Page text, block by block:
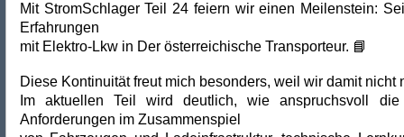
Mit StromSchlager Teil 24 feiern wir einen Meilenstein:
Erfahrungen
mit Elektro-Lkw in Der österreichische Transporteur. 📘
Diese Kontinuität freut mich besonders, weil wir damit
Im aktuellen Teil wird deutlich, wie anspruchsvoll
Anforderungen im Zusammenspiel